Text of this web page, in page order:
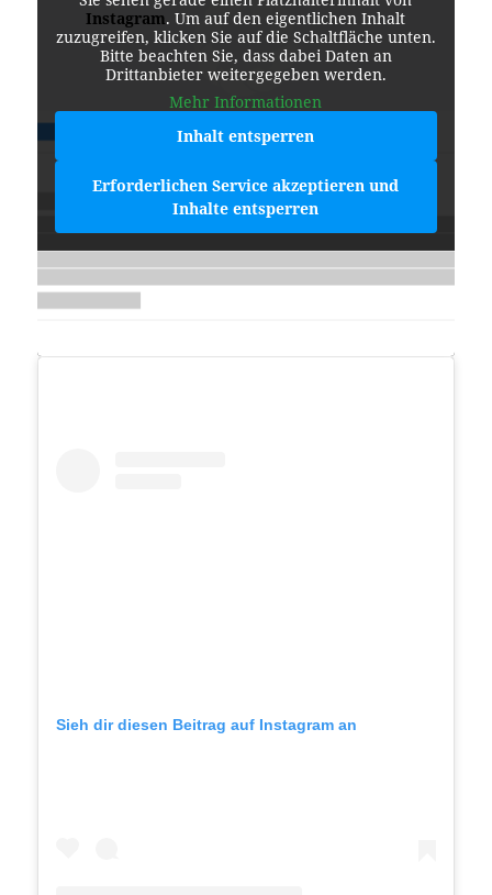
Instagram. Um auf den eigentlichen Inhalt
zuzugreifen, klicken Sie auf die Schaltfläche unten.
Bitte beachten Sie, dass dabei Daten an
Drittanbieter weitergegeben werden.
Mehr Informationen
Inhalt entsperren
Erforderlichen Service akzeptieren und
Inhalte entsperren
Sieh dir diesen Beitrag auf Instagram an